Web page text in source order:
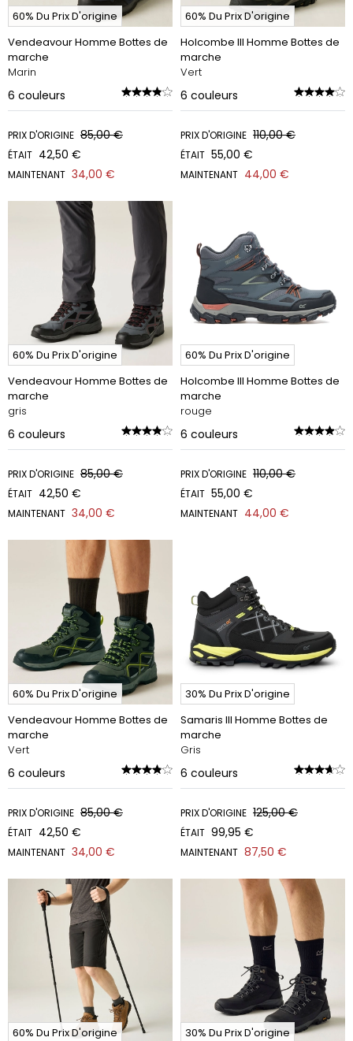
60% Du Prix D'origine
Vendeavour Homme Bottes de
marche
Marin
6 couleurs
PRIX D'ORIGINE 85,00 €
ÉTAIT 42,50 €
MAINTENANT 34,00 €
60% Du Prix D'origine
Holcombe III Homme Bottes de
marche
Vert
6 couleurs
PRIX D'ORIGINE 110,00 €
ÉTAIT 55,00 €
MAINTENANT 44,00 €
60% Du Prix D'origine
Vendeavour Homme Bottes de
marche
gris
6 couleurs
PRIX D'ORIGINE 85,00 €
ÉTAIT 42,50 €
MAINTENANT 34,00 €
60% Du Prix D'origine
Holcombe III Homme Bottes de
marche
rouge
6 couleurs
PRIX D'ORIGINE 110,00 €
ÉTAIT 55,00 €
MAINTENANT 44,00 €
60% Du Prix D'origine
Vendeavour Homme Bottes de
marche
Vert
6 couleurs
PRIX D'ORIGINE 85,00 €
ÉTAIT 42,50 €
MAINTENANT 34,00 €
30% Du Prix D'origine
Samaris III Homme Bottes de
marche
Gris
6 couleurs
PRIX D'ORIGINE 125,00 €
ÉTAIT 99,95 €
MAINTENANT 87,50 €
60% Du Prix D'origine
30% Du Prix D'origine